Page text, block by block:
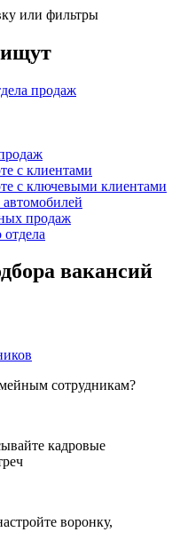
или фильтры
ищут
продаж
с клиентами
с ключевыми клиентами
автомобилей
продаж
отдела
вакансий
сотрудникам?
кадровые
воронку,